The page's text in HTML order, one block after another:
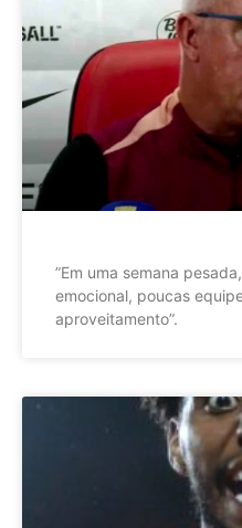
”Em uma semana
emocional, poucas
aproveitamento”.